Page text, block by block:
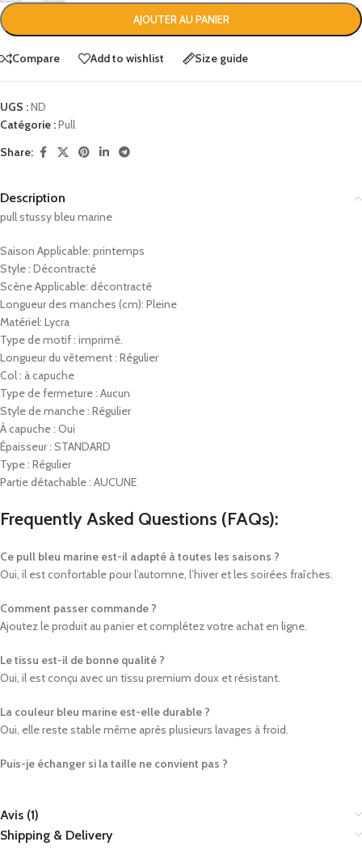
AJOUTER AU PANIER
Compare Add to wishlist Size guide
UGS :ND
Catégorie :Pull
Share:
Description
pull stussy bleu marine
Saison Applicable: printemps
Style : Décontracté
Scène Applicable: décontracté
Longueur des manches (cm): Pleine
Matériel: Lycra
Type de motif : imprimé.
Longueur du vêtement : Régulier
Col : à capuche
Type de fermeture : Aucun
Style de manche : Régulier
À capuche : Oui
Épaisseur : STANDARD
Type : Régulier
Partie détachable : AUCUNE
Frequently Asked Questions (FAQs):
Ce pull bleu marine est-il adapté à toutes les saisons ?
Oui, il est confortable pour l’automne, l’hiver et les soirées fraîches.
Comment passer commande ?
Ajoutez le produit au panier et complétez votre achat en ligne.
Le tissu est-il de bonne qualité ?
Oui, il est conçu avec un tissu premium doux et résistant.
La couleur bleu marine est-elle durable ?
Oui, elle reste stable même après plusieurs lavages à froid.
Puis-je échanger si la taille ne convient pas ?
Avis (1)
Shipping & Delivery